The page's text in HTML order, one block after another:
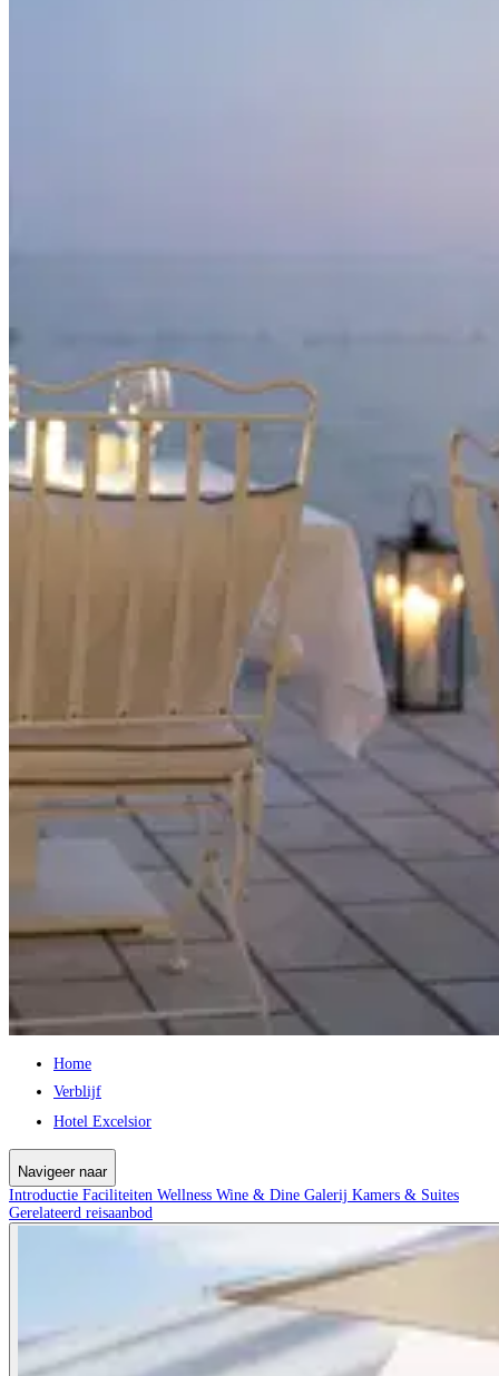
Home
Verblijf
Hotel Excelsior
Navigeer naar
Introductie Faciliteiten Wellness Wine & Dine Galerij Kamers & Suites
Gerelateerd reisaanbod